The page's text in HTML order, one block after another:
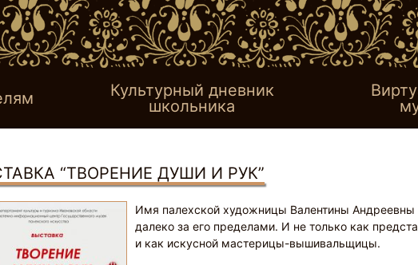
Культурный дневник
школьника
“ТВОРЕНИЕ ДУШИ И РУК”
Имя палехской художницы Валентины Андреевны
далеко за его пределами. И не только как
и как искусной мастерицы-вышивальщицы.